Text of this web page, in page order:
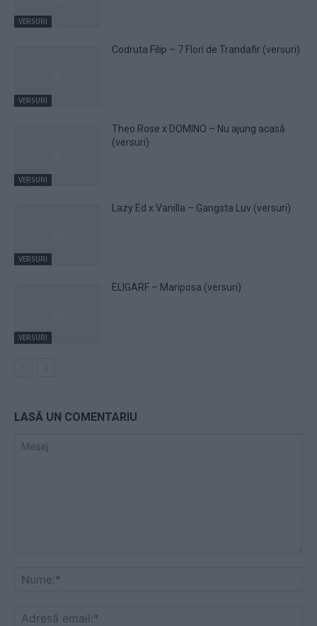
VERSURI
VERSURI
Codruta Filip – 7 Flori de Trandafir (versuri)
VERSURI
Theo Rose x DOMINO – Nu ajung acasă
(versuri)
VERSURI
Lazy Ed x Vanilla – Gangsta Luv (versuri)
VERSURI
ELIGARF – Mariposa (versuri)
LASĂ UN COMENTARIU